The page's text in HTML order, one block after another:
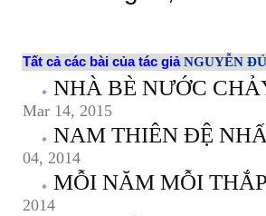
Tất cả các bài của tác giảNGUYỄN
NHÀ BÈ NƯỚC
Mar 14, 2015
NAM THIÊN ĐỆ
04, 2014
MỖI NĂM MỖI
2014